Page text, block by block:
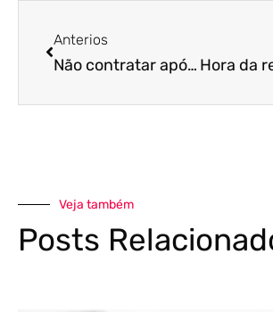
Anterios
Não contratar após exame admissional pode causar implicações para a sua empresa!
Veja também
Posts